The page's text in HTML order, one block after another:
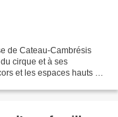
de Cateau-Cambrésis
cirque et à ses
et les espaces hauts en